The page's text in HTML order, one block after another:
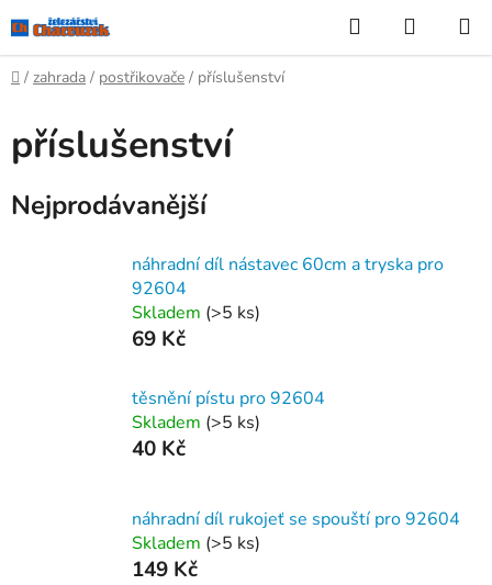
na
obsah
Hledat
KOŠÍK
Domů
/ zahrada / postřikovače / příslušenství
příslušenství
Nejprodávanější
náhradní díl nástavec 60cm a tryska pro
92604
Skladem (>5 ks)
69 Kč
těsnění pístu pro 92604
Skladem (>5 ks)
40 Kč
náhradní díl rukojeť se spouští pro 92604
Skladem (>5 ks)
149 Kč